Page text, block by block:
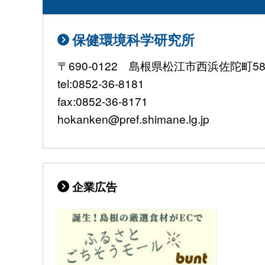
保健環境科学研究所
〒690-0122 島根県松江市西浜佐陀町
tel:0852-36-8181
fax:0852-36-8171
hokanken@pref.shimane.lg.jp
企業広告